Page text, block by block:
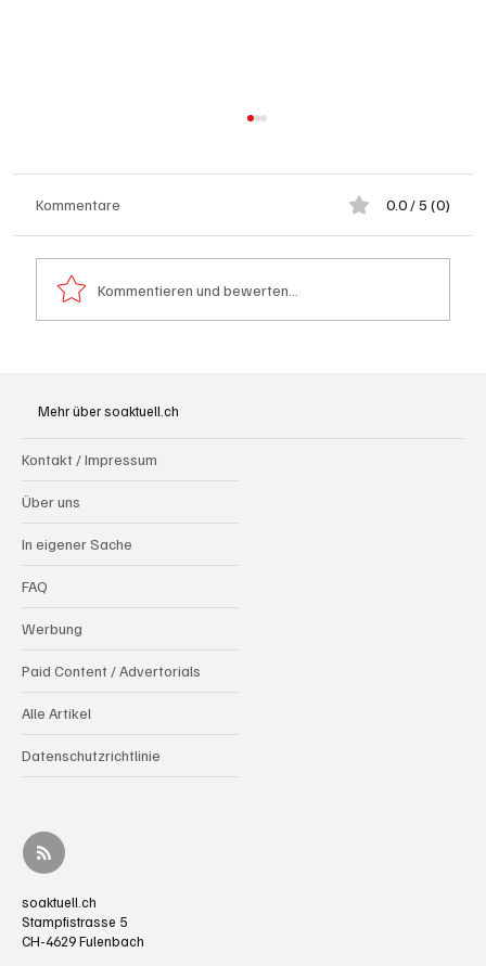
Kommentare 0.0 / 5 (0)
Kommentieren und bewerten...
Mehr über soaktuell.ch
Kontakt / Impressum
Über uns
In eigener Sache
FAQ
Werbung
Paid Content / Advertorials
Alle Artikel
Datenschutzrichtlinie
soaktuell.ch
Stampfistrasse 5
CH-4629 Fulenbach